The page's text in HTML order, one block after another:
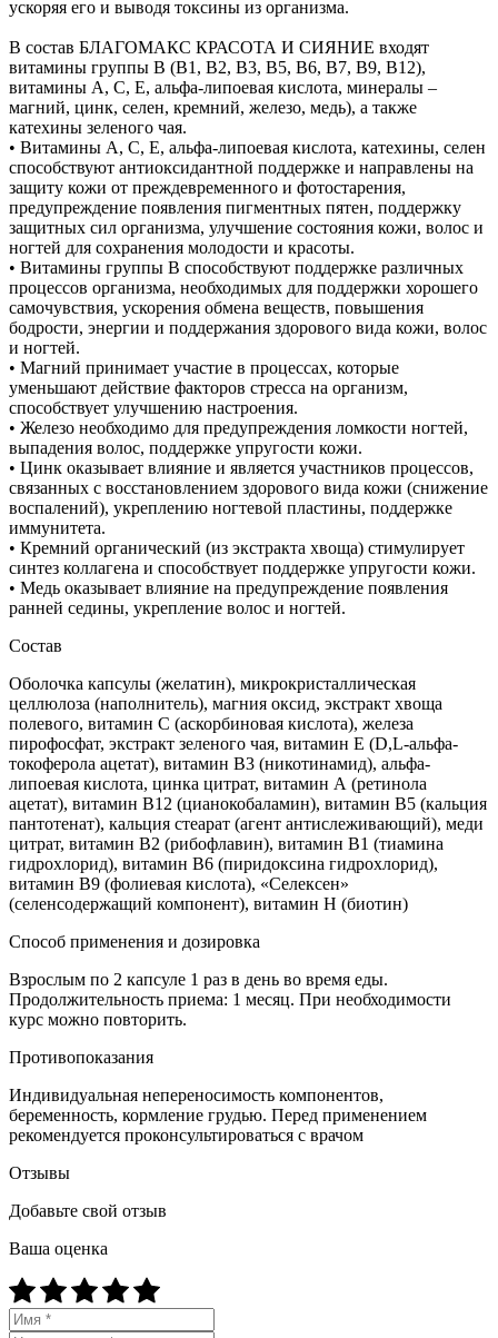
ускоряя его и выводя токсины из организма.
В состав БЛАГОМАКС КРАСОТА И СИЯНИЕ входят
витамины группы В (В1, В2, В3, В5, В6, В7, В9, В12),
витамины А, С, Е, альфа-липоевая кислота, минералы –
магний, цинк, селен, кремний, железо, медь), а также
катехины зеленого чая.
• Витамины А, С, Е, альфа-липоевая кислота, катехины, селен
способствуют антиоксидантной поддержке и направлены на
защиту кожи от преждевременного и фотостарения,
предупреждение появления пигментных пятен, поддержку
защитных сил организма, улучшение состояния кожи, волос и
ногтей для сохранения молодости и красоты.
• Витамины группы В способствуют поддержке различных
процессов организма, необходимых для поддержки хорошего
самочувствия, ускорения обмена веществ, повышения
бодрости, энергии и поддержания здорового вида кожи, волос
и ногтей.
• Магний принимает участие в процессах, которые
уменьшают действие факторов стресса на организм,
способствует улучшению настроения.
• Железо необходимо для предупреждения ломкости ногтей,
выпадения волос, поддержке упругости кожи.
• Цинк оказывает влияние и является участников процессов,
связанных с восстановлением здорового вида кожи (снижение
воспалений), укреплению ногтевой пластины, поддержке
иммунитета.
• Кремний органический (из экстракта хвоща) стимулирует
синтез коллагена и способствует поддержке упругости кожи.
• Медь оказывает влияние на предупреждение появления
ранней седины, укрепление волос и ногтей.
Состав
Оболочка капсулы (желатин), микрокристаллическая
целлюлоза (наполнитель), магния оксид, экстракт хвоща
полевого, витамин С (аскорбиновая кислота), железа
пирофосфат, экстракт зеленого чая, витамин Е (D,L-альфа-
токоферола ацетат), витамин В3 (никотинамид), альфа-
липоевая кислота, цинка цитрат, витамин А (ретинола
ацетат), витамин В12 (цианокобаламин), витамин В5 (кальция
пантотенат), кальция стеарат (агент антислеживающий), меди
цитрат, витамин В2 (рибофлавин), витамин В1 (тиамина
гидрохлорид), витамин В6 (пиридоксина гидрохлорид),
витамин В9 (фолиевая кислота), «Селексен»
(селенсодержащий компонент), витамин Н (биотин)
Способ применения и дозировка
Взрослым по 2 капсуле 1 раз в день во время еды.
Продолжительность приема: 1 месяц. При необходимости
курс можно повторить.
Противопоказания
Индивидуальная непереносимость компонентов,
беременность, кормление грудью. Перед применением
рекомендуется проконсультироваться с врачом
Отзывы
Добавьте свой отзыв
Ваша оценка